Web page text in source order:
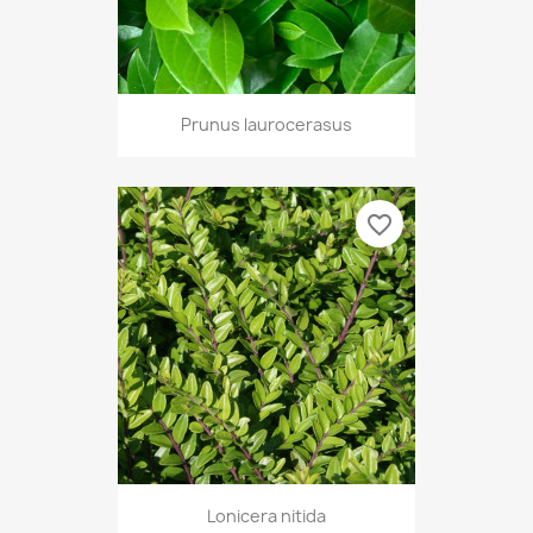
Prunus laurocerasus
Lonicera nitida
favorite_border